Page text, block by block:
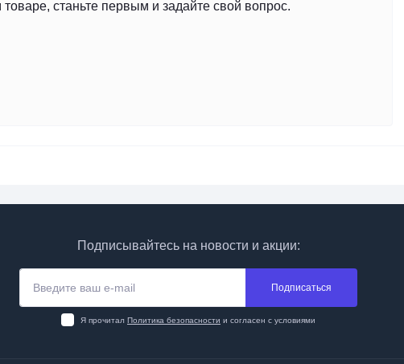
станьте первым и задайте свой вопрос.
Подписывайтесь на новости и акции:
Подписаться
Я прочитал Политика безопасности и согласен с условиями